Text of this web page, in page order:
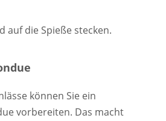
auf die Spieße stecken.
können Sie ein
vorbereiten. Das macht